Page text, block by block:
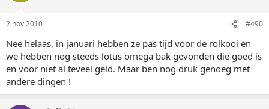
2 nov 2010 #490
Nee helaas, in januari hebben ze pas tijd voor de rolkooi en
we hebben nog steeds lotus omega bak gevonden die goed is
en voor niet al teveel geld. Maar ben nog druk genoeg met
andere dingen !